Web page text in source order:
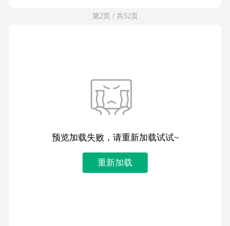
第2页 / 共52页
预览加载失败，请重新加载试试~
重新加载